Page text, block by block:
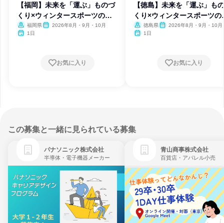
【福岡】未来を「運ぶ」ものづ
くり×ウィンタースポーツの舞
台へ福岡県
2026年8月・9月・10月
1日
お気に入り
【徳島】未来を「運ぶ」も
くり×ウィンタースポーツの
台へ徳島県
2026年8月・9月・10月
1日
お気に入り
この募集と一緒に見られている募集
パナソニック株式会社
半導体・電子機器メーカー
青山商事株式会社
百貨店・アパレル小売